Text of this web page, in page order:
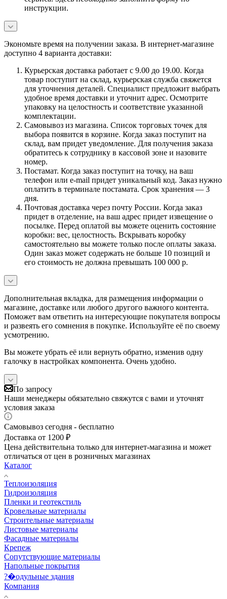
инструкции.
Экономьте время на получении заказа. В интернет-магазине
доступно 4 варианта доставки:
Курьерская доставка работает с 9.00 до 19.00. Когда
товар поступит на склад, курьерская служба свяжется
для уточнения деталей. Специалист предложит выбрать
удобное время доставки и уточнит адрес. Осмотрите
упаковку на целостность и соответствие указанной
комплектации.
Самовывоз из магазина. Список торговых точек для
выбора появится в корзине. Когда заказ поступит на
склад, вам придет уведомление. Для получения заказа
обратитесь к сотруднику в кассовой зоне и назовите
номер.
Постамат. Когда заказ поступит на точку, на ваш
телефон или e-mail придет уникальный код. Заказ нужно
оплатить в терминале постамата. Срок хранения — 3
дня.
Почтовая доставка через почту России. Когда заказ
придет в отделение, на ваш адрес придет извещение о
посылке. Перед оплатой вы можете оценить состояние
коробки: вес, целостность. Вскрывать коробку
самостоятельно вы можете только после оплаты заказа.
Один заказ может содержать не больше 10 позиций и
его стоимость не должна превышать 100 000 р.
Дополнительная вкладка, для размещения информации о
магазине, доставке или любого другого важного контента.
Поможет вам ответить на интересующие покупателя вопросы
и развеять его сомнения в покупке. Используйте её по своему
усмотрению.
Вы можете убрать её или вернуть обратно, изменив одну
галочку в настройках компонента. Очень удобно.
По запросу
Наши менеджеры обязательно свяжутся с вами и уточнят
условия заказа
Самовывоз сегодня - бесплатно
Доставка от 1200 ₽
Цена действительна только для интернет-магазина и может
отличаться от цен в розничных магазинах
Каталог
Теплоизоляция
Гидроизоляция
Пленки и геотекстиль
Кровельные материалы
Строительные материалы
Листовые материалы
Фасадные материалы
Крепеж
Сопутствующие материалы
Напольные покрытия
?�одульные здания
Компания